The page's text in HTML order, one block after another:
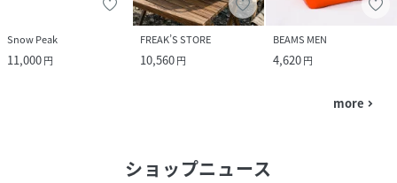
Snow Peak
11,000円
FREAK’S STORE
10,560円
BEAMS MEN
4,620円
more navigate_next
ショップニュース